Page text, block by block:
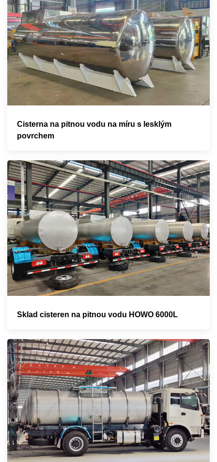
Cisterna na pitnou vodu na míru s lesklým
povrchem
Sklad cisteren na pitnou vodu HOWO 6000L